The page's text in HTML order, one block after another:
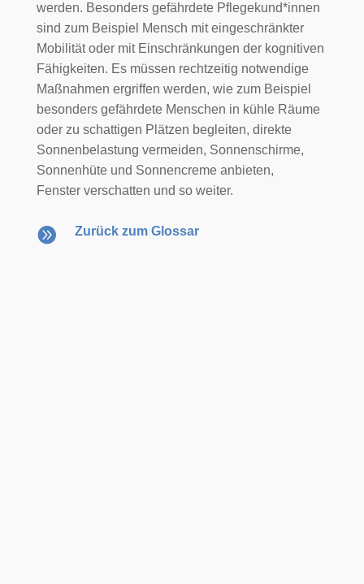
werden. Besonders gefährdete Pflegekund*innen
sind zum Beispiel Mensch mit eingeschränkter
Mobilität oder mit Einschränkungen der kognitiven
Fähigkeiten. Es müssen rechtzeitig notwendige
Maßnahmen ergriffen werden, wie zum Beispiel
besonders gefährdete Menschen in kühle Räume
oder zu schattigen Plätzen begleiten, direkte
Sonnenbelastung vermeiden, Sonnenschirme,
Sonnenhüte und Sonnencreme anbieten,
Fenster verschatten und so weiter.
 Zurück zum Glossar